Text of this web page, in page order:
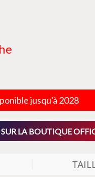
jusqu'à 2028
LA BOUTIQUE